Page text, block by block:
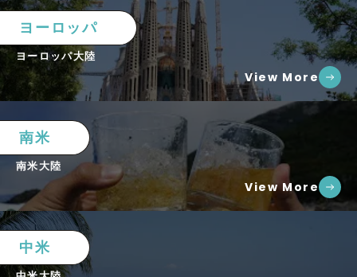
ヨーロッパ
ヨーロッパ大陸
View More
南米
南米大陸
View More
中米